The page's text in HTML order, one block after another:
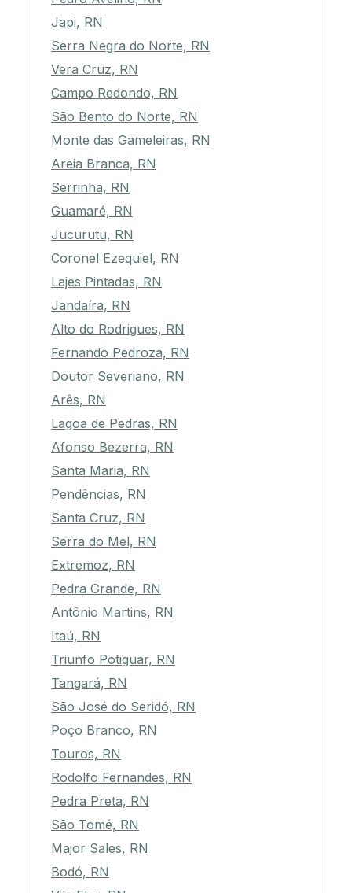
Japi, RN
Serra Negra do Norte, RN
Vera Cruz, RN
Campo Redondo, RN
São Bento do Norte, RN
Monte das Gameleiras, RN
Areia Branca, RN
Serrinha, RN
Guamaré, RN
Jucurutu, RN
Coronel Ezequiel, RN
Lajes Pintadas, RN
Jandaíra, RN
Alto do Rodrigues, RN
Fernando Pedroza, RN
Doutor Severiano, RN
Arês, RN
Lagoa de Pedras, RN
Afonso Bezerra, RN
Santa Maria, RN
Pendências, RN
Santa Cruz, RN
Serra do Mel, RN
Extremoz, RN
Pedra Grande, RN
Antônio Martins, RN
Itaú, RN
Triunfo Potiguar, RN
Tangará, RN
São José do Seridó, RN
Poço Branco, RN
Touros, RN
Rodolfo Fernandes, RN
Pedra Preta, RN
São Tomé, RN
Major Sales, RN
Bodó, RN